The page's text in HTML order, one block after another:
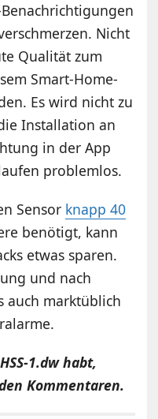
Nicht
Qualität zum
Smart-Home-
Es wird nicht zu
Installation an
in der App
problemlos.
Sensor knapp 40
benötigt, kann
etwas sparen.
und nach
auch marktüblich
1.dw habt,
Kommentaren.